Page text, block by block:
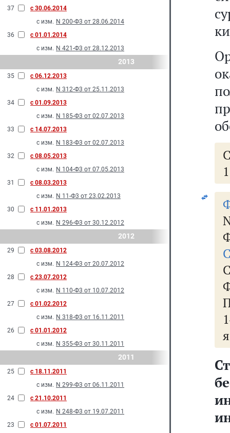
37
с 30.06.2014
с изм. N 200-Ф3 от 28.06.2014
36
с 01.01.2014
с изм. N 421-Ф3 от 28.12.2013
2013
35
с 06.12.2013
с изм. N 312-Ф3 от 25.11.2013
34
с 01.09.2013
с изм. N 185-Ф3 от 02.07.2013
33
с 14.07.2013
с изм. N 183-Ф3 от 02.07.2013
32
с 08.05.2013
с изм. N 104-Ф3 от 07.05.2013
31
с 08.03.2013
с изм. N 11-Ф3 от 23.02.2013
30
с 11.01.2013
с изм. N 296-Ф3 от 30.12.2012
2012
29
с 03.08.2012
с изм. N 124-Ф3 от 20.07.2012
28
с 23.07.2012
с изм. N 110-Ф3 от 10.07.2012
27
с 01.02.2012
с изм. N 318-Ф3 от 16.11.2011
26
с 01.01.2012
с изм. N 355-Ф3 от 30.11.2011
2011
25
с 18.11.2011
с изм. N 299-Ф3 от 06.11.2011
24
с 21.10.2011
с изм. N 248-Ф3 от 19.07.2011
23
с 01.07.2011